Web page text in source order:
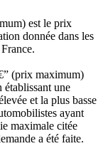
est le prix
donnée dans les
(prix maximum)
établissant une
et la plus basse
ayant
maximale citée
a été faite.